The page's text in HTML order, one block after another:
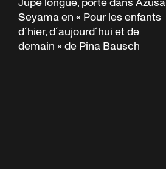
Seyama en « Pour les enfants
d´hier, d´aujourd´hui et de
demain » de Pina Bausch